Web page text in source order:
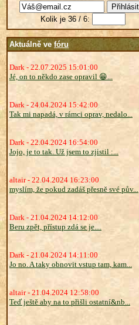
Kolik je 36 / 6:
Aktuálně ve fóru
Dark - 22.07.2025 15:01:00
Jé, on to někdo zase opravil 😁...
Dark - 24.04.2024 15:42:00
Tak mi napadá, v rámci oprav, nedalo...
Dark - 22.04.2024 16:54:00
Jojo, je to tak. Už jsem to zjistil :...
altair - 22.04.2024 16:23:00
myslím, že pokud zadáš přesně své pův...
Dark - 21.04.2024 14:12:00
Beru zpět, přístup zdá se je....
Dark - 21.04.2024 14:11:00
Jo no. A taky obnovit vstup tam, kam...
altair - 21.04.2024 12:58:00
Teď ještě aby na to přišli ostatní&nb...